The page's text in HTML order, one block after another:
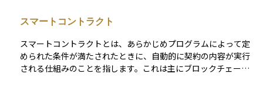
スマートコントラクト
スマートコントラクトとは、あらかじめプログラムによって定
められた条件が満たされたときに、自動的に契約の内容が実行
される仕組みのことを指します。これは主にブロックチェーン